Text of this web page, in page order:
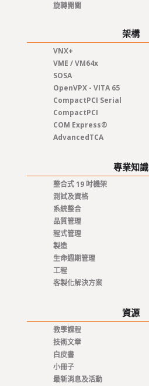
旋轉開關
架構
VNX+
VME / VM64x
SOSA
OpenVPX - VITA 65
CompactPCI Serial
CompactPCI
COM Express®
AdvancedTCA
專業知識
整合式 19 吋機架
測試及資格
系統整合
品質管理
程式管理
製造
生命週期管理
工程
客製化解決方案
資源
教學課程
技術文章
白皮書
小冊子
最新消息及活動